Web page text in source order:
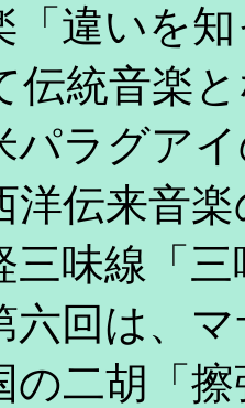
違いを知
伝統音楽
ラグアイ
洋伝来音
味線「三
六回は、
二胡「擦